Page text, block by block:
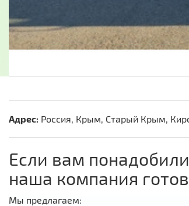
Адрес: Россия, Крым, Старый Крым,
Если вам
наша компания
Мы предлагаем: